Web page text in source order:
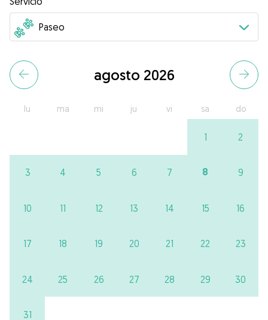
agosto 2026
lu ma mi ju vi sa do
1 2
3 4 5 6 7 8 9
10 11 12 13 14 15 16
17 18 19 20 21 22 23
24 25 26 27 28 29 30
31